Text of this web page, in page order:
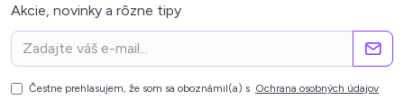
Akcie, novinky a rôzne tipy
Čestne prehlasujem, že som sa oboznámil(a) s Ochrana osobných údajov